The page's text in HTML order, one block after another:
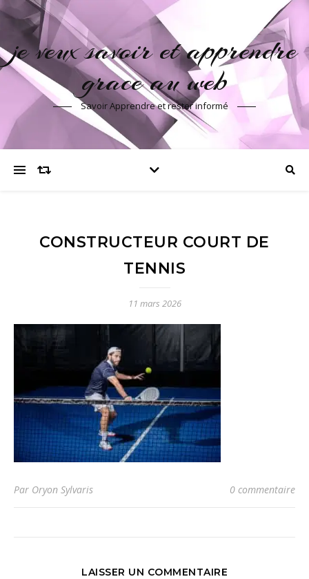
je veux savoir et apprendre
grace au web
Savoir Apprendre et rester informé
CONSTRUCTEUR COURT DE
TENNIS
11 mars 2026
Par Oryon Sylvaris 0 commentaire
LAISSER UN COMMENTAIRE